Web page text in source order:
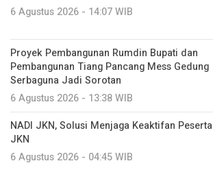
6 Agustus 2026 - 14:07 WIB
Proyek Pembangunan Rumdin Bupati dan
Pembangunan Tiang Pancang Mess Gedung
Serbaguna Jadi Sorotan
6 Agustus 2026 - 13:38 WIB
NADI JKN, Solusi Menjaga Keaktifan Peserta
JKN
6 Agustus 2026 - 04:45 WIB